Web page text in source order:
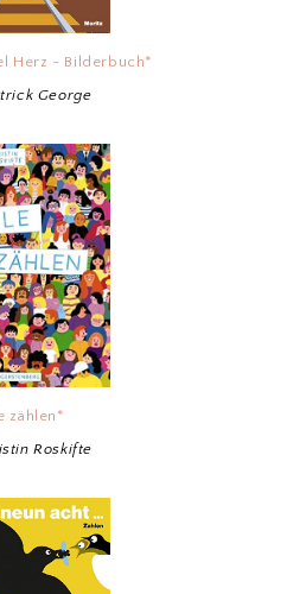
Herz - Bilderbuch*
George
zählen*
Roskifte